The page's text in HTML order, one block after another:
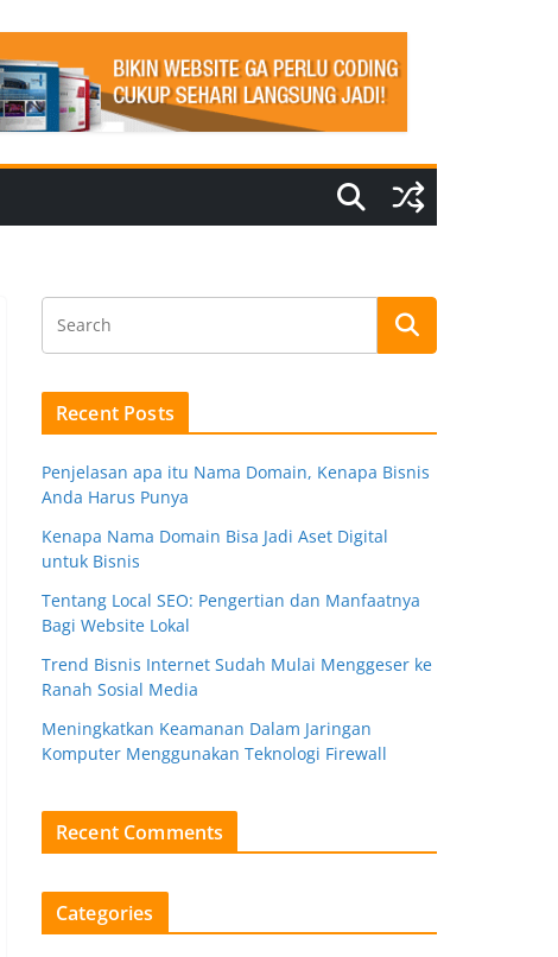
Recent Posts
Penjelasan apa itu Nama Domain, Kenapa Bisnis
Anda Harus Punya
Kenapa Nama Domain Bisa Jadi Aset Digital
untuk Bisnis
Tentang Local SEO: Pengertian dan Manfaatnya
Bagi Website Lokal
Trend Bisnis Internet Sudah Mulai Menggeser ke
Ranah Sosial Media
Meningkatkan Keamanan Dalam Jaringan
Komputer Menggunakan Teknologi Firewall
Recent Comments
Categories